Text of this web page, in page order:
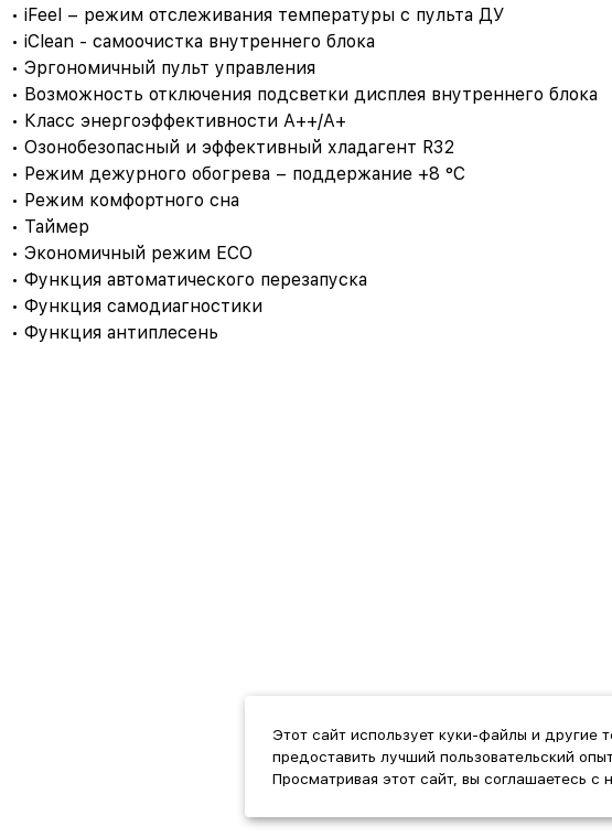
• iFeel – режим отслеживания температуры с пульта ДУ
• iClean - cамоочистка внутреннего блока
• Эргономичный пульт управления
• Возможность отключения подсветки дисплея внутреннего блока
• Класс энергоэффективности A++/A+
• Озонобезопасный и эффективный хладагент R32
• Режим дежурного обогрева – поддержание +8 °C
• Режим комфортного сна
• Таймер
• Экономичный режим ECO
• Функция автоматического перезапуска
• Функция самодиагностики
• Функция антиплесень
Этот сайт использует куки-файлы и другие
предоставить лучший пользовательский
Просматривая этот сайт, вы соглашаетесь с